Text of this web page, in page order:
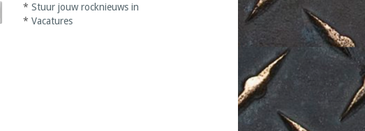
*Stuur jouw rocknieuws in
*Vacatures